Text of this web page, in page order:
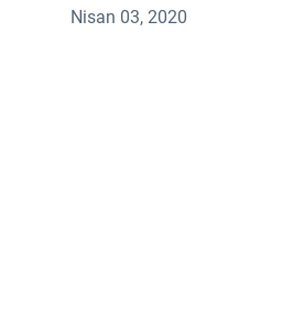
Nisan 03, 2020